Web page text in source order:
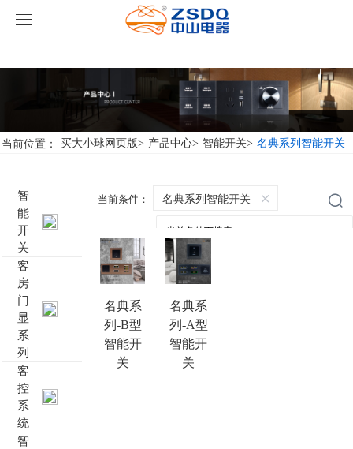
买大小球网页版
产品中心
智能开关
轻典系列智能开关
怡典系列智能开关
智典系列智能开关
标准带房号门显
非标定制门显
客控系统方案1
客控系统方案2
客控系统方案3
智能家居系列
电动窗帘
无线开关插座
壁龛式插卡取电
买大小球网页版
关于我们
买大小球网页版-买大小球（中国）
当前位置： 买大小球网页版> 产品中心> 智能开关> 名典系列智能开关
智
能
开
关
客
房
门
显
系
列
客
控
系
统
智
当前条件： 名典系列智能开关
名典系
列-B型
智能开
关
名典系
列-A型
智能开
关